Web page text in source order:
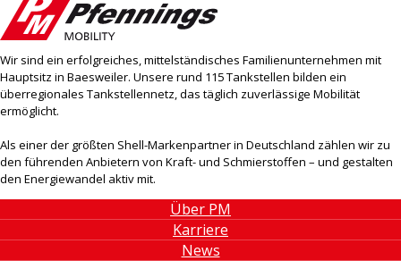
Wir sind ein erfolgreiches, mittelständisches Familienunternehmen mit
Hauptsitz in Baesweiler. Unsere rund 115 Tankstellen bilden ein
überregionales Tankstellennetz, das täglich zuverlässige Mobilität
ermöglicht.
Als einer der größten Shell-Markenpartner in Deutschland zählen wir zu
den führenden Anbietern von Kraft- und Schmierstoffen – und gestalten
den Energiewandel aktiv mit.
Über PM
Karriere
News